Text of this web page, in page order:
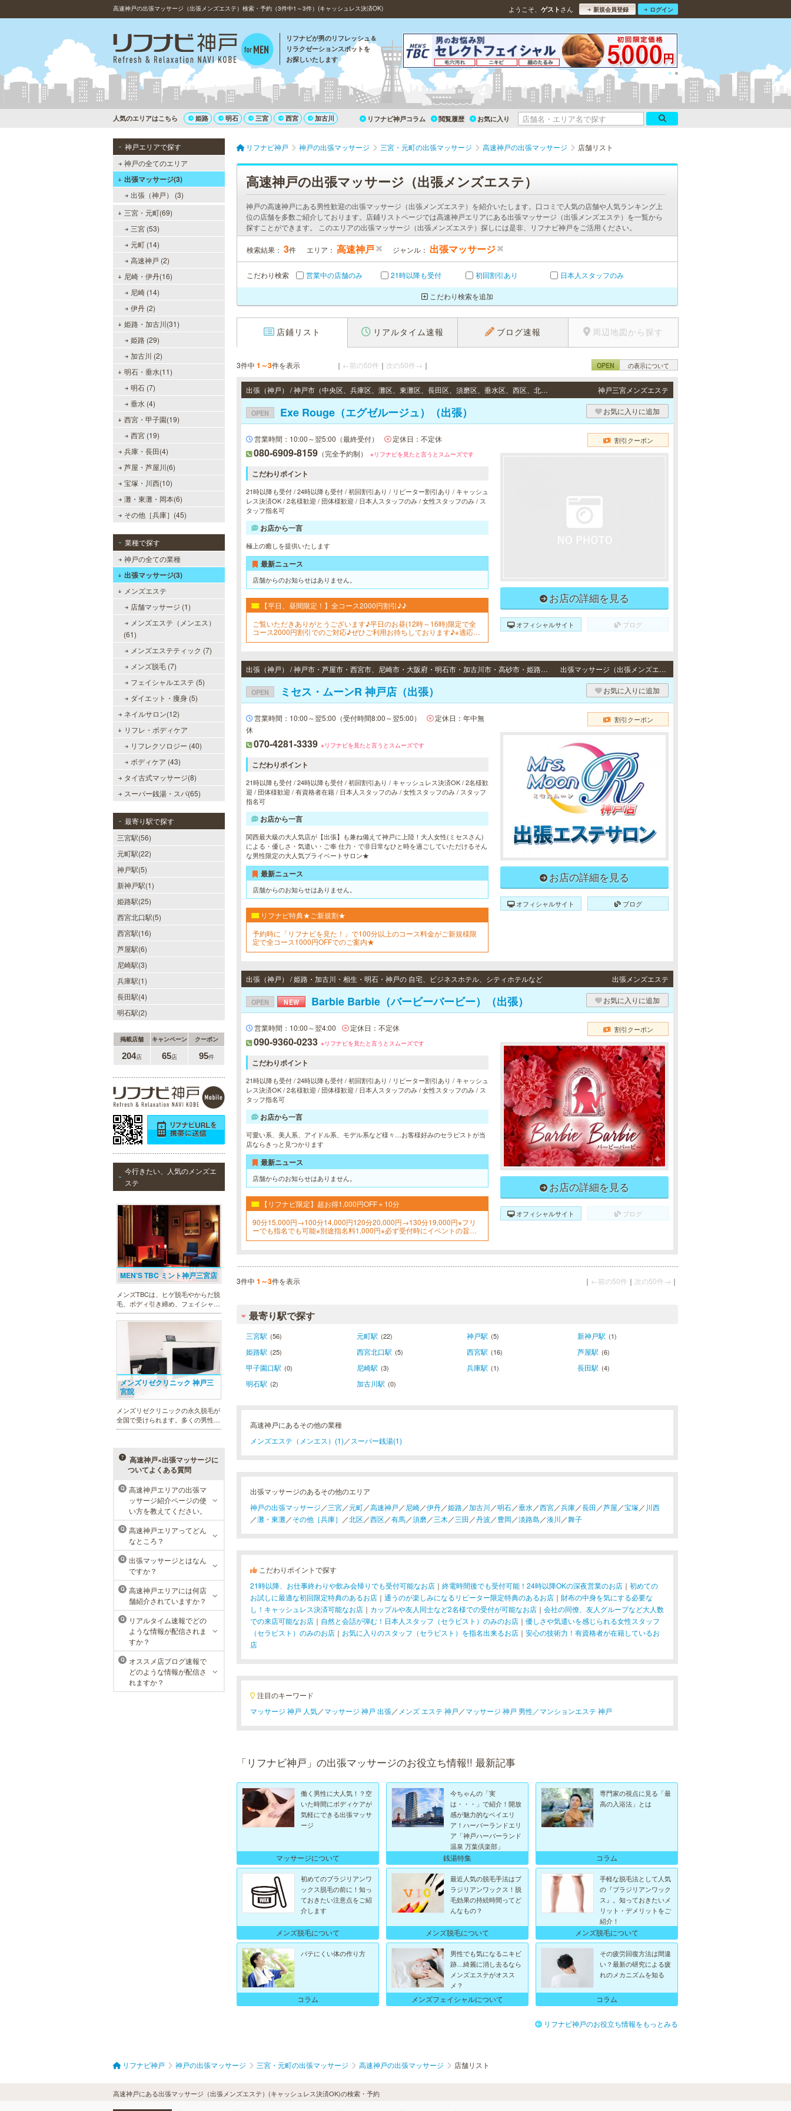
高速神戸の出張マッサージ（出張メンズエステ）検索・予約（3件中1～3件）(キャッシュレス決済OK) ようこそ、 ゲスト さん 新規会員登録 ログイン
リフナビが男のリフレッシュ＆
リラクゼーションスポットを
お探しいたします
人気のエリアはこちら 姫路 明石 三宮 西宮 加古川 リフナビ神戸コラム 閲覧履歴 お気に入り
神戸エリアで探す
神戸の全てのエリア
出張マッサージ(3)
出張（神戸） (3)
三宮・元町(69)
三宮 (53)
元町 (14)
高速神戸 (2)
尼崎・伊丹(16)
尼崎 (14)
伊丹 (2)
姫路・加古川(31)
姫路 (29)
加古川 (2)
明石・垂水(11)
明石 (7)
垂水 (4)
西宮・甲子園(19)
西宮 (19)
兵庫・長田(4)
芦屋・芦屋川(6)
宝塚・川西(10)
灘・東灘・岡本(6)
その他［兵庫］(45)
業種で探す
神戸の全ての業種
出張マッサージ(3)
メンズエステ
店舗マッサージ (1)
メンズエステ（メンエス）
(61)
メンズエステティック (7)
メンズ脱毛 (7)
フェイシャルエステ (5)
ダイエット・痩身 (5)
ネイルサロン(12)
リフレ・ボディケア
リフレクソロジー (40)
ボディケア (43)
タイ古式マッサージ(8)
スーパー銭湯・スパ(65)
最寄り駅で探す
三宮駅(56)
元町駅(22)
神戸駅(5)
新神戸駅(1)
姫路駅(25)
西宮北口駅(5)
西宮駅(16)
芦屋駅(6)
尼崎駅(3)
兵庫駅(1)
長田駅(4)
明石駅(2)
掲載店舗 キャンペーン クーポン
204店 65店 95件
今行きたい、人気のメンズエ
ステ
MEN’S TBC ミント神戸三宮店
メンズTBCは、ヒゲ脱毛やからだ脱
毛、ボディ引き締め、フェイシャル
等、清潔感を保ちたい方や、お手入
れを楽に済ませたい方を全力でサポ
用意し、お待ちしております。
メンズリゼクリニック 神戸三
宮院
メンズリゼクリニックの永久脱毛が
全国で受けられます。多くの男性患
者様にご支持頂き、新宿1院から始
るクリニックになりました。
ラ・パルレ 神戸本店
ラ・パルレでは、脱毛、フェイシャ
ルや引き締め、アロマトリートメン
ト、本格的なダイエットコース等、
幅広いメニューでお客様の美を応
援。初めてで不安という方には、初
回限定体験コースも多数取り揃えて
高速神戸×出張マッサージに
ついてよくある質問
Q
高速神戸エリアの出張マ
ッサージ紹介ページの使
い方を教えてください。
Q
高速神戸エリアってどん
なところ？
Q
出張マッサージとはなん
ですか？
Q
高速神戸エリアには何店
舗紹介されていますか？
Q
リアルタイム速報でどの
ような情報が配信されま
すか？
Q
オススメ店ブログ速報で
どのような情報が配信さ
れますか？
リフナビ神戸 神戸の出張マッサージ 三宮・元町の出張マッサージ 高速神戸の出張マッサージ 店舗リスト
高速神戸の出張マッサージ（出張メンズエステ）
神戸の高速神戸にある男性歓迎の出張マッサージ（出張メンズエステ）を紹介いたします。口コミで人気の店舗や人気ランキング上
位の店舗を多数ご紹介しております。店鋪リストページでは高速神戸エリアにある出張マッサージ（出張メンズエステ）を一覧から
探すことができます。 このエリアの出張マッサージ（出張メンズエステ）探しには是非、リフナビ神戸をご活用ください。
検索結果： 3件 エリア： 高速神戸 ジャンル： 出張マッサージ
こだわり検索 営業中の店舗のみ 21時以降も受付 初回割引あり 日本人スタッフのみ
こだわり検索を追加
店鋪リスト リアルタイム速報 ブログ速報 周辺地図から探す
3件中 1～3件を表示 ｜ ←前の50件 ｜ 次の50件→ ｜ OPEN の表示について
出張（神戸） / 神戸市（中央区、兵庫区、灘区、東灘区、長田区、須磨区、垂水区、西区、北区）、芦屋市、西宮市、尼崎市、三田市、三木市の自宅、ビジネスホテル、シティホテルなど。 その他ご相談ください。 神戸三宮メンズエステ
OPEN Exe Rouge（エグゼルージュ）（出張） お気に入りに追加
営業時間：10:00～翌5:00（最終受付） 定休日：不定休
080-6909-8159 （完全予約制） ※リフナビを見たと言うとスムーズです
こだわりポイント
21時以降も受付 / 24時以降も受付 / 初回割引あり / リピーター割引あり / キャッシュ
レス決済OK / 2名様歓迎 / 団体様歓迎 / 日本人スタッフのみ / 女性スタッフのみ / ス
タッフ指名可
お店から一言
極上の癒しを提供いたします
最新ニュース
店舗からのお知らせはありません。
【平日、昼間限定！】全コース2000円割引♪♪
ご覧いただきありがとうございます♪平日のお昼(12時～16時)限定で全
コース2000円割引でのご対応♪ぜひご利用お待ちしております♪※適応は
フリーでのご予約のみとなっております。
割引クーポン
お店の詳細を見る
オフィシャルサイト ブログ
出張（神戸） / 神戸市・芦屋市・西宮市、尼崎市・大阪府・明石市・加古川市・高砂市・姫路市・三田市・三木市・伊丹市・その他のご自宅・ビジネスホテル 出張マッサージ（出張メンズエステ）
OPEN ミセス・ムーンR 神戸店（出張） お気に入りに追加
営業時間：10:00～翌5:00（受付時間8:00～翌5:00）
定休日：年中無
休
070-4281-3339 ※リフナビを見たと言うとスムーズです
こだわりポイント
21時以降も受付 / 24時以降も受付 / 初回割引あり / キャッシュレス決済OK / 2名様歓
迎 / 団体様歓迎 / 有資格者在籍 / 日本人スタッフのみ / 女性スタッフのみ / スタッフ
指名可
お店から一言
関西最大級の大人気店が【出張】も兼ね備えて神戸に上陸！大人女性(ミセスさん)
による・優しさ・気遣い・ご奉 仕力・で非日常なひと時を過ごしていただけるそん
な男性限定の大人気プライベートサロン★
最新ニュース
店舗からのお知らせはありません。
リフナビ特典★ご新規割★
予約時に「リフナビを見た！」で100分以上のコース料金がご新規様限
定で全コース1000円OFFでのご案内★
割引クーポン
お店の詳細を見る
オフィシャルサイト ブログ
出張（神戸） / 姫路・加古川・相生・明石・神戸の 自宅、ビジネスホテル、シティホテルなど 出張メンズエステ
OPEN NEW Barbie Barbie（バービーバービー）（出張） お気に入りに追加
営業時間：10:00～翌4:00 定休日：不定休
090-9360-0233 ※リフナビを見たと言うとスムーズです
こだわりポイント
21時以降も受付 / 24時以降も受付 / 初回割引あり / リピーター割引あり / キャッシュ
レス決済OK / 2名様歓迎 / 団体様歓迎 / 日本人スタッフのみ / 女性スタッフのみ / ス
タッフ指名可
お店から一言
可愛い系、美人系、アイドル系、モデル系など様々…お客様好みのセラピストが当
店ならきっと見つかります
最新ニュース
店舗からのお知らせはありません。
【リフナビ限定】超お得1,000円OFF＋10分
90分15,000円→100分14,000円120分20,000円→130分19,000円※フリ
ーでも指名でも可能※別途指名料1,000円※必ず受付時にイベントの旨を
お申し付けください
割引クーポン
お店の詳細を見る
オフィシャルサイト ブログ
3件中 1～3件を表示 ｜ ←前の50件 ｜ 次の50件→ ｜
最寄り駅で探す
三宮駅 (56) 元町駅 (22) 神戸駅 (5) 新神戸駅 (1)
姫路駅 (25) 西宮北口駅 (5) 西宮駅 (16) 芦屋駅 (6)
甲子園口駅 (0) 尼崎駅 (3) 兵庫駅 (1) 長田駅 (4)
明石駅 (2) 加古川駅 (0)
高速神戸にあるその他の業種
メンズエステ（メンエス）(1) ／ スーパー銭湯(1)
出張マッサージのあるその他のエリア
神戸の出張マッサージ ／三宮／元町／高速神戸／ 尼崎／伊丹／姫路／加古川 ／明石／垂水 ／西宮／兵庫／長田 ／芦屋 ／宝塚 ／ 川西
／灘・東灘／その他［兵庫］ ／北区／西区／有馬／須磨／三木 ／三田 ／丹波 ／豊岡 ／淡路島 ／湊川 ／舞子
こだわりポイントで探す
21時以降、お仕事終わりや飲み会帰りでも受付可能なお店 ｜ 終電時間後でも受付可能！24時以降OKの深夜営業のお店 ｜ 初めての
お試しに最適な初回限定特典のあるお店 ｜ 通うのが楽しみになるリピーター限定特典のあるお店 ｜ 財布の中身を気にする必要な
し！キャッシュレス決済可能なお店 ｜ カップルや友人同士など2名様での受付が可能なお店 ｜ 会社の同僚、友人グループなど大人数
での来店可能なお店 ｜ 自然と会話が弾む！日本人スタッフ（セラピスト）のみのお店 ｜ 優しさや気遣いを感じられる女性スタッフ
（セラピスト）のみのお店 ｜ お気に入りのスタッフ（セラピスト）を指名出来るお店 ｜ 安心の技術力！有資格者が在籍しているお
店
注目のキーワード
マッサージ 神戸 人気／マッサージ 神戸 出張／ メンズ エステ 神戸／マッサージ 神戸 男性／マンションエステ 神戸
「リフナビ神戸」の出張マッサージのお役立ち情報!! 最新記事
働く男性に大人気！？空
いた時間にボディケアが
気軽にできる出張マッサ
ージ
マッサージについて
今ちゃんの「実
は・・・」で紹介！開放
感が魅力的なベイエリ
ア！ハーバーランドエリ
ア「神戸ハーバーランド
温泉 万葉倶楽部」
銭湯特集
専門家の視点に見る「最
高の入浴法」とは
コラム
初めてのブラジリアンワ
ックス脱毛の前に！知っ
ておきたい注意点をご紹
介します
メンズ脱毛について
最近人気の脱毛手法はブ
ラジリアンワックス！脱
毛効果の持続時間ってど
んなもの？
メンズ脱毛について
手軽な脱毛法として人気
の『ブラジリアンワック
ス』。知っておきたいメ
リット・デメリットをご
紹介！
メンズ脱毛について
バテにくい体の作り方
コラム
男性でも気になるニキビ
跡…綺麗に消し去るなら
メンズエステがオスス
メ？
メンズフェイシャルについて
その疲労回復方法は間違
い？最新の研究による疲
れのメカニズムを知る
コラム
リフナビ神戸のお役立ち情報をもっとみる
リフナビ神戸 神戸の出張マッサージ 三宮・元町の出張マッサージ 高速神戸の出張マッサージ 店舗リスト
高速神戸にある出張マッサージ（出張メンズエステ）(キャッシュレス決済OK)の検索・予約